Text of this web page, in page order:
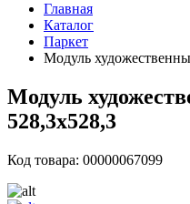
Главная
Каталог
Паркет
Модуль
Модуль
528,3х528,3
Код товара: 00000067099